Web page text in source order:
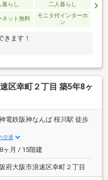
暮らし 二人暮らし
ネット無料
モニタ付インターホ
ン
きます！
区幸町２丁目 築5年8ヶ
電鉄阪神なんば 桜川駅 徒歩
交通
ヶ月 / 15階建
府大阪市浪速区幸町２丁目